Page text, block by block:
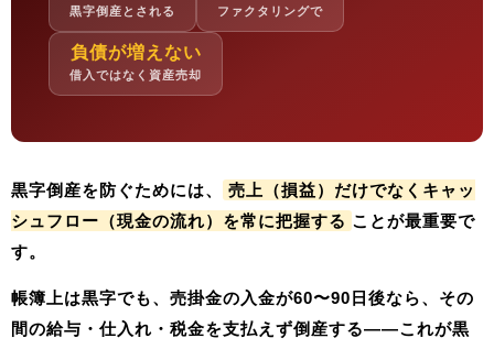
黒字倒産とされる ファクタリングで
負債が増えない
借入ではなく資産売却
黒字倒産を防ぐためには、
売上（損益）だけでなくキャッ
シュフロー（現金の流れ）を常に把握する ことが最重要で
す。
帳簿上は黒字でも、売掛金の入金が60〜90日後なら、その
間の給与・仕入れ・税金を支払えず倒産する——これが黒